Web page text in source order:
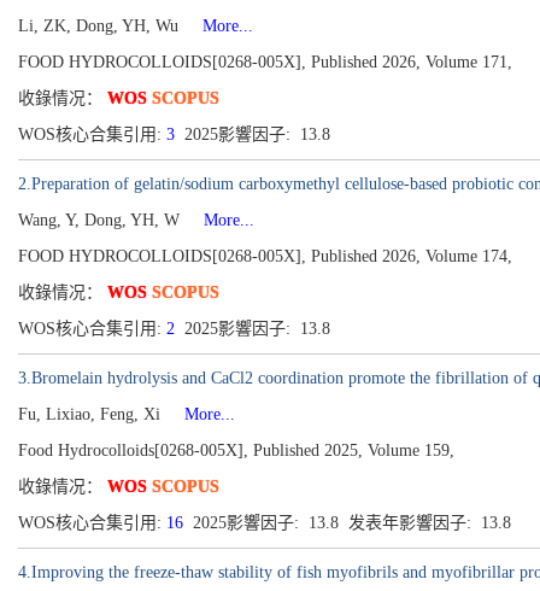
Li, ZK, Dong, YH, Wu
More...
FOOD HYDROCOLLOIDS[0268-005X], Published 2026, Volume 171,
收錄情况： WOS SCOPUS
WOS核心合集引用: 3 2025影響因子: 13.8
2.Preparation of gelatin/sodium carboxymethyl cellulose-based probiotic
Wang, Y, Dong, YH, W
More...
FOOD HYDROCOLLOIDS[0268-005X], Published 2026, Volume 174,
收錄情况： WOS SCOPUS
WOS核心合集引用: 2 2025影響因子: 13.8
3.Bromelain hydrolysis and CaCl2 coordination promote the fibrillation of
Fu, Lixiao, Feng, Xi
More...
Food Hydrocolloids[0268-005X], Published 2025, Volume 159,
收錄情况： WOS SCOPUS
WOS核心合集引用: 16 2025影響因子: 13.8 发表年影響因子: 13.8
4.Improving the freeze-thaw stability of fish myofibrils and myofibrillar